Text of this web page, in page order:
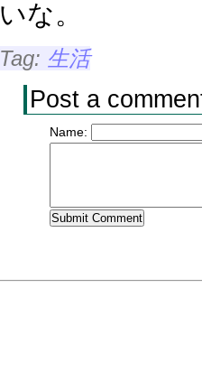
いな。
Tag: 生活
Post a
Name: